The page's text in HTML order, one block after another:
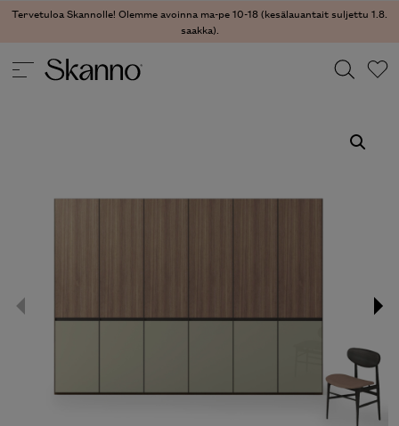
Tervetuloa Skannolle! Olemme avoinna ma-pe 10-18 (kesälauantait suljettu 1.8.
saakka).